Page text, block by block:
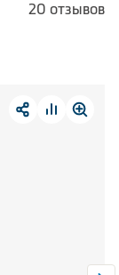
20 отзывов